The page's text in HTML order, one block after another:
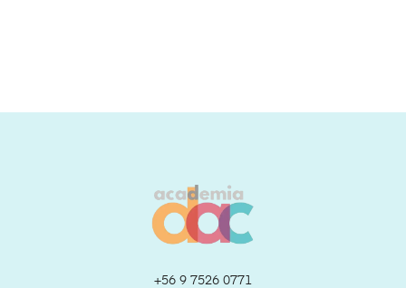
+56 9 7526 0771